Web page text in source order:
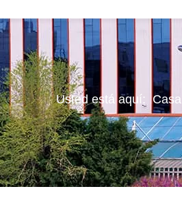
Usted está aquí: Casa